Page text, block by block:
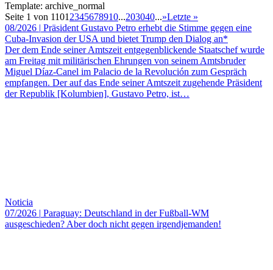
Template: archive_normal
Seite 1 von 1101 2345678910...203040...»Letzte »
08/2026 | Präsident Gustavo Petro erhebt die Stimme gegen eine
Cuba-Invasion der USA und bietet Trump den Dialog an*
Der dem Ende seiner Amtszeit entgegenblickende Staatschef wurde
am Freitag mit militärischen Ehrungen von seinem Amtsbruder
Miguel Díaz-Canel im Palacio de la Revolución zum Gespräch
empfangen. Der auf das Ende seiner Amtszeit zugehende Präsident
der Republik [Kolumbien], Gustavo Petro, ist…
Noticia
07/2026 | Paraguay: Deutschland in der Fußball-WM
ausgeschieden? Aber doch nicht gegen irgendjemanden!